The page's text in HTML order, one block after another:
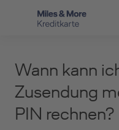
Direkt zur
Direkt zum
Selbstständige
Unternehmen
Miles & More
Wann kann
Zusendung
PIN rechnen?